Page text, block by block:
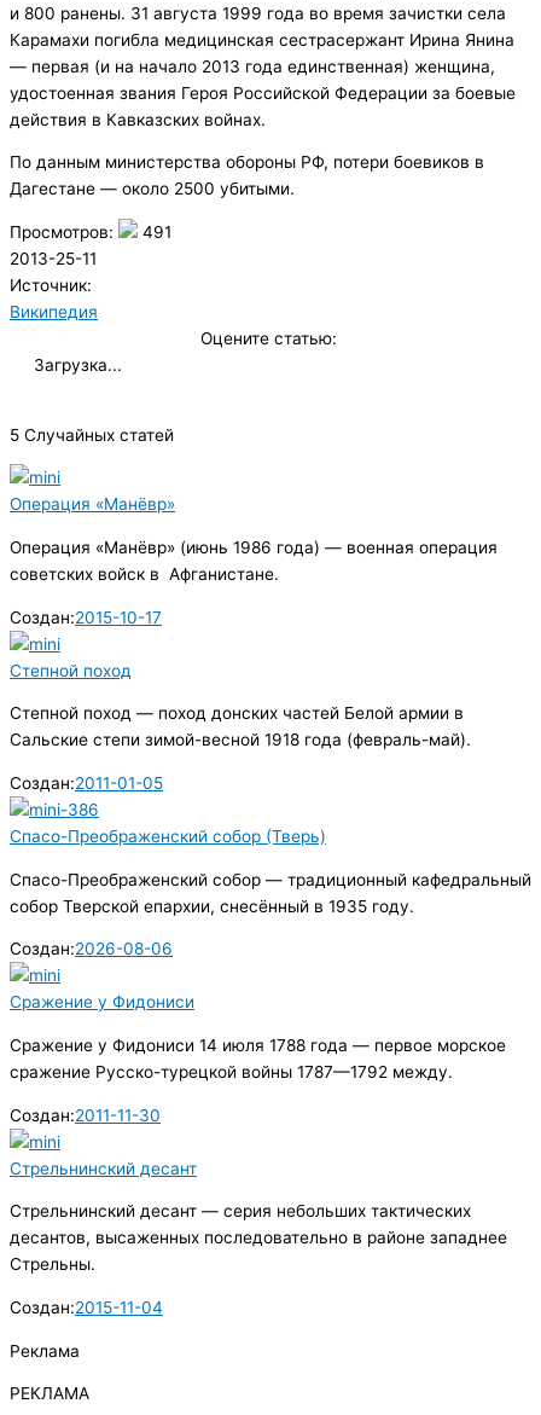
и 800 ранены. 31 августа 1999 года во время зачистки села
Карамахи погибла медицинская сестрасержант Ирина Янина
— первая (и на начало 2013 года единственная) женщина,
удостоенная звания Героя Российской Федерации за боевые
действия в Кавказских войнах.
По данным министерства обороны РФ, потери боевиков в
Дагестане — около 2500 убитыми.
Просмотров:
491
2013-25-11
Источник:
Википедия
Оцените статью:
Загрузка...
5 Случайных статей
Операция «Манёвр»
Операция «Манёвр» (июнь 1986 года) — военная операция
советских войск в Афганистане.
Создан:2015-10-17
Степной поход
Степной поход — поход донских частей Белой армии в
Сальские степи зимой-весной 1918 года (февраль-май).
Создан:2011-01-05
Спасо-Преображенский собор (Тверь)
Спасо-Преображенский собор — традиционный кафедральный
собор Тверской епархии, снесённый в 1935 году.
Создан:2026-08-06
Сражение у Фидониси
Сражение у Фидониси 14 июля 1788 года — первое морское
сражение Русско-турецкой войны 1787—1792 между.
Создан:2011-11-30
Стрельнинский десант
Стрельнинский десант — серия небольших тактических
десантов, высаженных последовательно в районе западнее
Стрельны.
Создан:2015-11-04
Реклама
РЕКЛАМА